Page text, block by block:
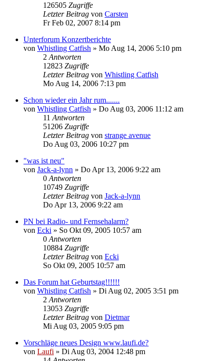
126505 Zugriffe
Letzter Beitrag von Carsten
Fr Feb 02, 2007 8:14 pm
Unterforum Konzertberichte
von Whistling Catfish » Mo Aug 14, 2006 5:10 pm
2 Antworten
12823 Zugriffe
Letzter Beitrag von Whistling Catfish
Mo Aug 14, 2006 7:13 pm
Schon wieder ein Jahr rum.......
von Whistling Catfish » Do Aug 03, 2006 11:12 am
11 Antworten
51206 Zugriffe
Letzter Beitrag von strange avenue
Do Aug 03, 2006 10:27 pm
"was ist neu"
von Jack-a-lynn » Do Apr 13, 2006 9:22 am
0 Antworten
10749 Zugriffe
Letzter Beitrag von Jack-a-lynn
Do Apr 13, 2006 9:22 am
PN bei Radio- und Fernsehalarm?
von Ecki » So Okt 09, 2005 10:57 am
0 Antworten
10884 Zugriffe
Letzter Beitrag von Ecki
So Okt 09, 2005 10:57 am
Das Forum hat Geburtstag!!!!!!
von Whistling Catfish » Di Aug 02, 2005 3:51 pm
2 Antworten
13053 Zugriffe
Letzter Beitrag von Dietmar
Mi Aug 03, 2005 9:05 pm
Vorschläge neues Design www.laufi.de?
von Laufi » Di Aug 03, 2004 12:48 pm